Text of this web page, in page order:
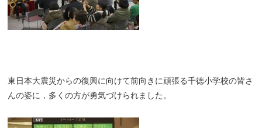
東日本大震災からの復興に向けて前向きに頑張る千徳小学校の皆さ
んの姿に，多くの方が勇気づけられました。